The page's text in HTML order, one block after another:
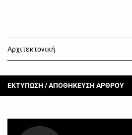
Αρχιτεκτονική
ΕΚΤΥΠΩΣΗ / ΑΠΟΘΗΚΕΥΣΗ ΑΡΘΡΟΥ